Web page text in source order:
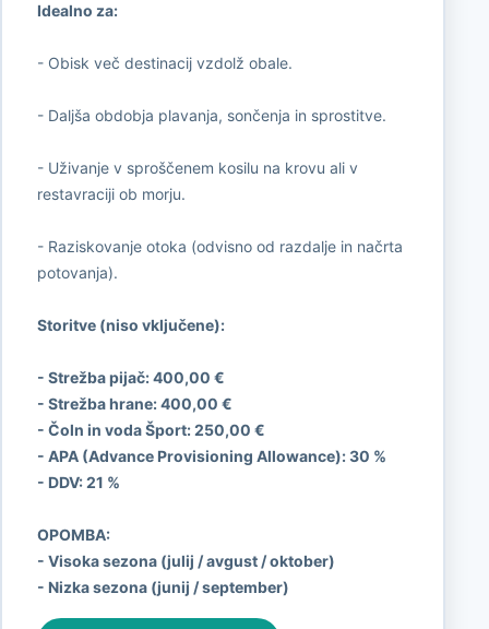
Idealno za:
- Obisk več destinacij vzdolž obale.
- Daljša obdobja plavanja, sončenja in sprostitve.
- Uživanje v sproščenem kosilu na krovu ali v
restavraciji ob morju.
- Raziskovanje otoka (odvisno od razdalje in načrta
potovanja).
Storitve (niso vključene):
- Strežba pijač: 400,00 €
- Strežba hrane: 400,00 €
- Čoln in voda Šport:250,00 €
- APA (Advance Provisioning Allowance):30 %
- DDV:21 %
OPOMBA:
- Visoka sezona (julij / avgust / oktober)
- Nizka sezona (junij / september)